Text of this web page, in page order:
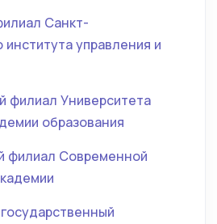
Санкт-
института управления и
филиал Университета
образования
филиал Современной